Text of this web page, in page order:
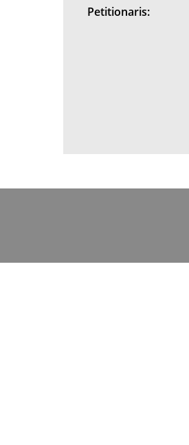
Petitionaris: